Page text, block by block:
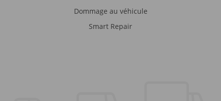
Dommage au véhicule
Smart Repair